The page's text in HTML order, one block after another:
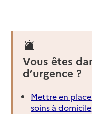
Vous êtes
d’urgence ?
Mettre en
soins à domicile